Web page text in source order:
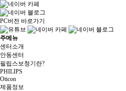
PC버전 바로가기
주메뉴
센터소개
안동센터
필립스보청기란?
PHILIPS
Oticon
제품정보